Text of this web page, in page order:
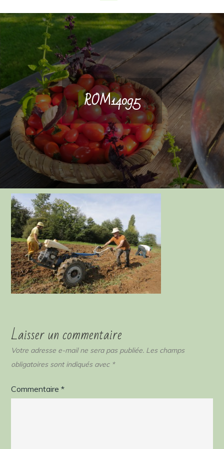
ROM14095
Laisser un commentaire
Votre adresse e-mail ne sera pas publiée. Les champs
obligatoires sont indiqués avec *
Commentaire*